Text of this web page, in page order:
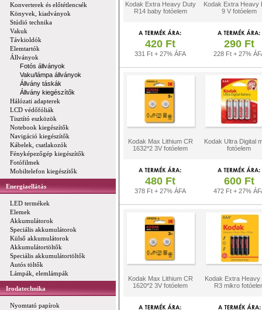
Konverterek és előtétlencsék
Könyvek, kiadványok
Stúdió technika
Vakuk
Távkioldók
Elemtartók
Állványok
Fotós állványok
Vaku/lámpa állványok
Állvány táskák
Állvány kiegészítők
Hálózati adapterek
LCD védőfóliák
Tisztító eszközök
Notebook kiegészítők
Navigáció kiegészítők
Kábelek, csatlakozók
Fényképezőgép kiegészítők
Fotófilmek
Mobiltelefon kiegészítők
Energiaellátás
LED termékek
Elemek
Akkumulátorok
Speciális akkumulátorok
Külső akkumulátorok
Akkumulátortöltők
Speciális akkumulátortöltők
Autós töltők
Lámpák, elemlámpák
Irodatechnika
Nyomtató papírok
Kodak Extra Heavy Duty
R14 baby fotóelem
Kodak Extra Heavy
9 V fotóelem
420 Ft
331 Ft + 27% ÁFA
290 Ft
228 Ft + 27%
Kodak Max Lithium CR
1632*2 3V fotóelem
Kodak Ultra Digital
fotóelem
480 Ft
378 Ft + 27% ÁFA
600 Ft
472 Ft + 27%
Kodak Max Lithium CR
1620*2 3V fotóelem
Kodak Extra Heavy
R3 mikro